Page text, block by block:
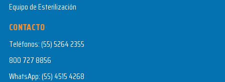
Equipo de Esterilización
CONTACTO
Teléfonos:(55) 5264 2355
800 727 8856
WhatsApp:(55) 4515 4268